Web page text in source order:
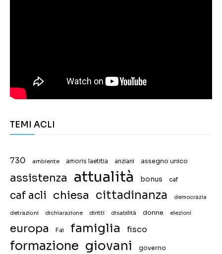
TEMI ACLI
730 ambiente amoris laetitia anziani assegno unico
assistenza attualità bonus caf
caf acli chiesa cittadinanza democrazia
detrazioni dichiarazione diritti disabilità donne elezioni
europa Fai famiglia fisco
formazione giovani governo